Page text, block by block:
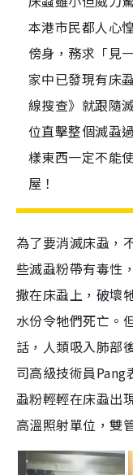
本港市民都人心
傍身，務求「見
家中已發現有床
線搜查》就跟隨
位直擊整個滅蝨
樣東西一定不能
屋！
為了要消滅床蝨，
些滅蝨粉帶有毒性
撒在床蝨上，破壞
水份令牠們死亡。
話，人類吸入肺部
司高級技術員
蝨粉輕輕在床蝨出
高溫照射單位，雙